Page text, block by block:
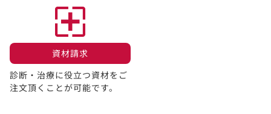
資材請求​
診断・治療に役立つ資材をご
注文頂くことが可能です。